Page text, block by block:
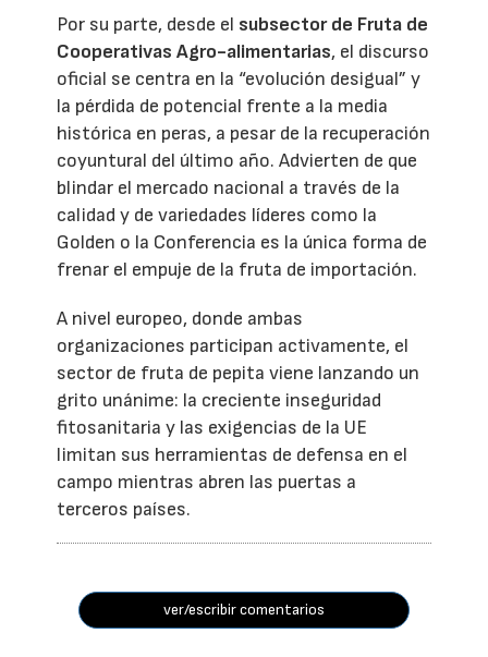
Por su parte, desde el subsector de Fruta de
Cooperativas Agro-alimentarias, el discurso
oficial se centra en la “evolución desigual” y
la pérdida de potencial frente a la media
histórica en peras, a pesar de la recuperación
coyuntural del último año. Advierten de que
blindar el mercado nacional a través de la
calidad y de variedades líderes como la
Golden o la Conferencia es la única forma de
frenar el empuje de la fruta de importación.
A nivel europeo, donde ambas
organizaciones participan activamente, el
sector de fruta de pepita viene lanzando un
grito unánime: la creciente inseguridad
fitosanitaria y las exigencias de la UE
limitan sus herramientas de defensa en el
campo mientras abren las puertas a
terceros países.
ver/escribir comentarios